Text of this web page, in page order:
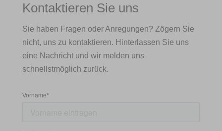
Kontaktieren Sie uns
Sie haben Fragen oder Anregungen? Zögern Sie
nicht, uns zu kontaktieren. Hinterlassen Sie uns
eine Nachricht und wir melden uns
schnellstmöglich zurück.